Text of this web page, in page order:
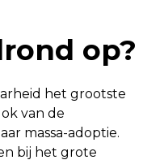
op?
het grootste
van de
massa-adoptie.
bij het grote